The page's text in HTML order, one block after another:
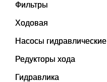
Фильтры
Ходовая
Насосы гидравлические
Редукторы хода
Гидравлика